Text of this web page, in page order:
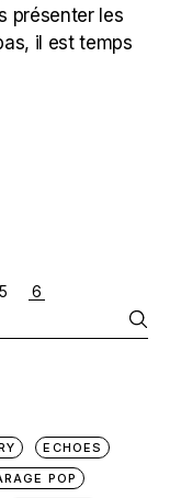
présenter les
il est temps
5 6
ECHOES
POP